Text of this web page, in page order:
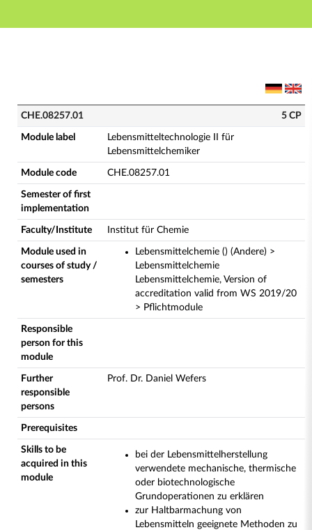
Main navigation
CHE.08257.01 - Lebensmitteltechnologie II für
CHE.08257.01 5 CP
Module label
Lebensmitteltechnologie II für
Lebensmittelchemiker
Module code CHE.08257.01
Semester of first
implementation
Faculty/Institute Institut für Chemie
Module used in
courses of study /
semesters
Lebensmittelchemie () (Andere) >
Lebensmittelchemie
Lebensmittelchemie, Version of
accreditation valid from WS 2019/20
> Pflichtmodule
Responsible
person for this
module
Further
responsible
persons
Prof. Dr. Daniel Wefers
Prerequisites
Skills to be
acquired in this
module
bei der Lebensmittelherstellung
verwendete mechanische, thermische
oder biotechnologische
Grundoperationen zu erklären
zur Haltbarmachung von
Lebensmitteln geeignete Methoden zu